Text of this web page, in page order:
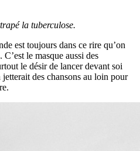
la tuberculose.
est toujours dans ce rire qu’on
le masque aussi des
le désir de lancer devant soi
des chansons au loin pour